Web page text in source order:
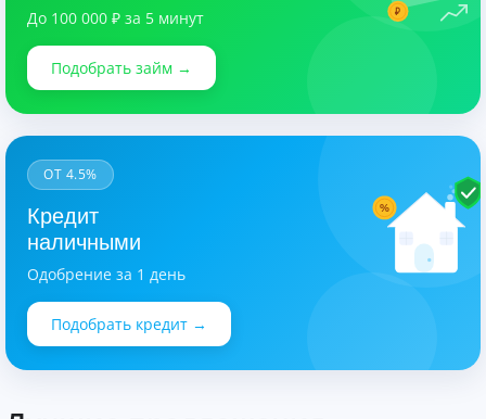
₽
До 100 000 ₽ за 5 минут
Подобрать займ →
%
ОТ 4.5%
Кредит
наличными
Одобрение за 1 день
Подобрать кредит →